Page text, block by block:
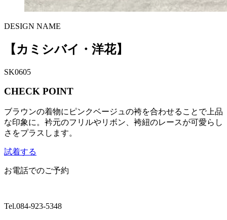
DESIGN NAME
【カミシバイ・洋花】
SK0605
CHECK POINT
ブラウンの着物にピンクベージュの袴を合わせることで上品
な印象に。衿元のフリルやリボン、袴紐のレースが可愛らし
さをプラスします。
試着する
お電話でのご予約
Tel.084-923-5348